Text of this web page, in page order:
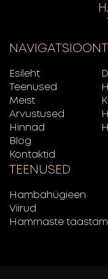
NAVIGATSIOON
Esileht
Teenused
Meist
Arvustused
Hinnad
Blog
Kontaktid
TEENUSED
Hambahügieen
Viirud
Hammaste